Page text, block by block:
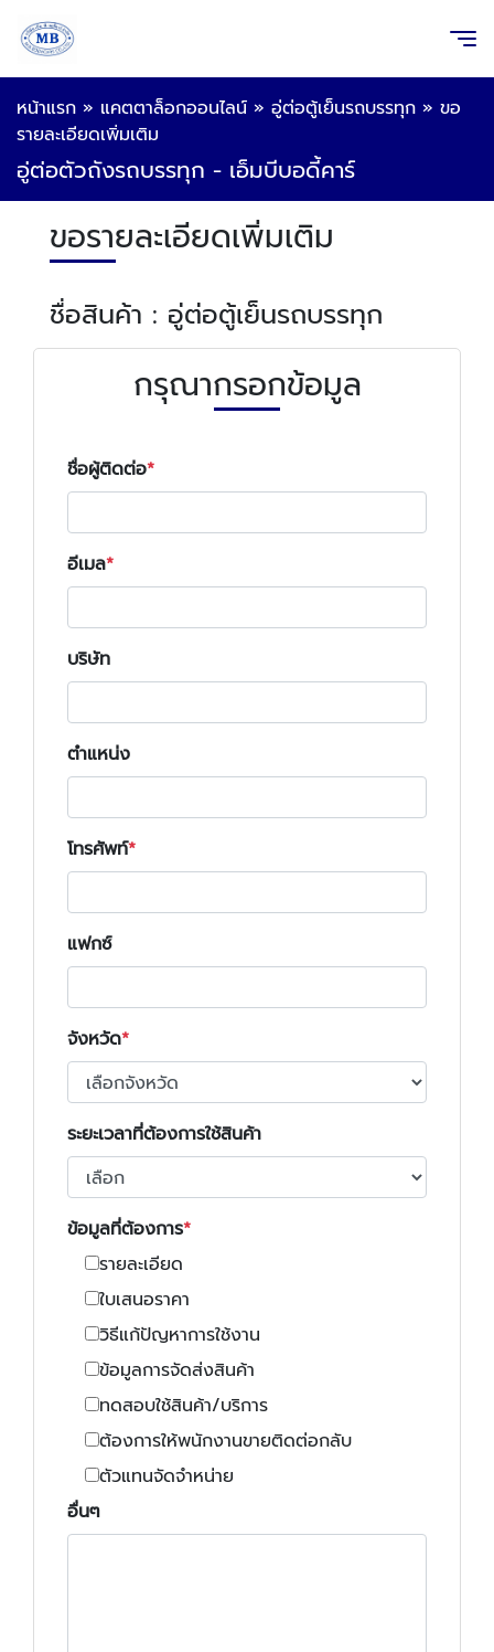
หน้าแรก » แคตตาล็อกออนไลน์ » อู่ต่อตู้เย็นรถบรรทุก » ขอ
รายละเอียดเพิ่มเติม
อู่ต่อตัวถังรถบรรทุก - เอ็มบีบอดี้คาร์
ขอรายละเอียดเพิ่มเติม
ชื่อสินค้า : อู่ต่อตู้เย็นรถบรรทุก
กรุณากรอกข้อมูล
ชื่อผู้ติดต่อ
อีเมล
บริษัท
ตำแหน่ง
โทรศัพท์
แฟกซ์
จังหวัด
ระยะเวลาที่ต้องการใช้สินค้า
ข้อมูลที่ต้องการ
รายละเอียด
ใบเสนอราคา
วิธีแก้ปัญหาการใช้งาน
ข้อมูลการจัดส่งสินค้า
ทดสอบใช้สินค้า/บริการ
ต้องการให้พนักงานขายติดต่อกลับ
ตัวแทนจัดจำหน่าย
อื่นๆ